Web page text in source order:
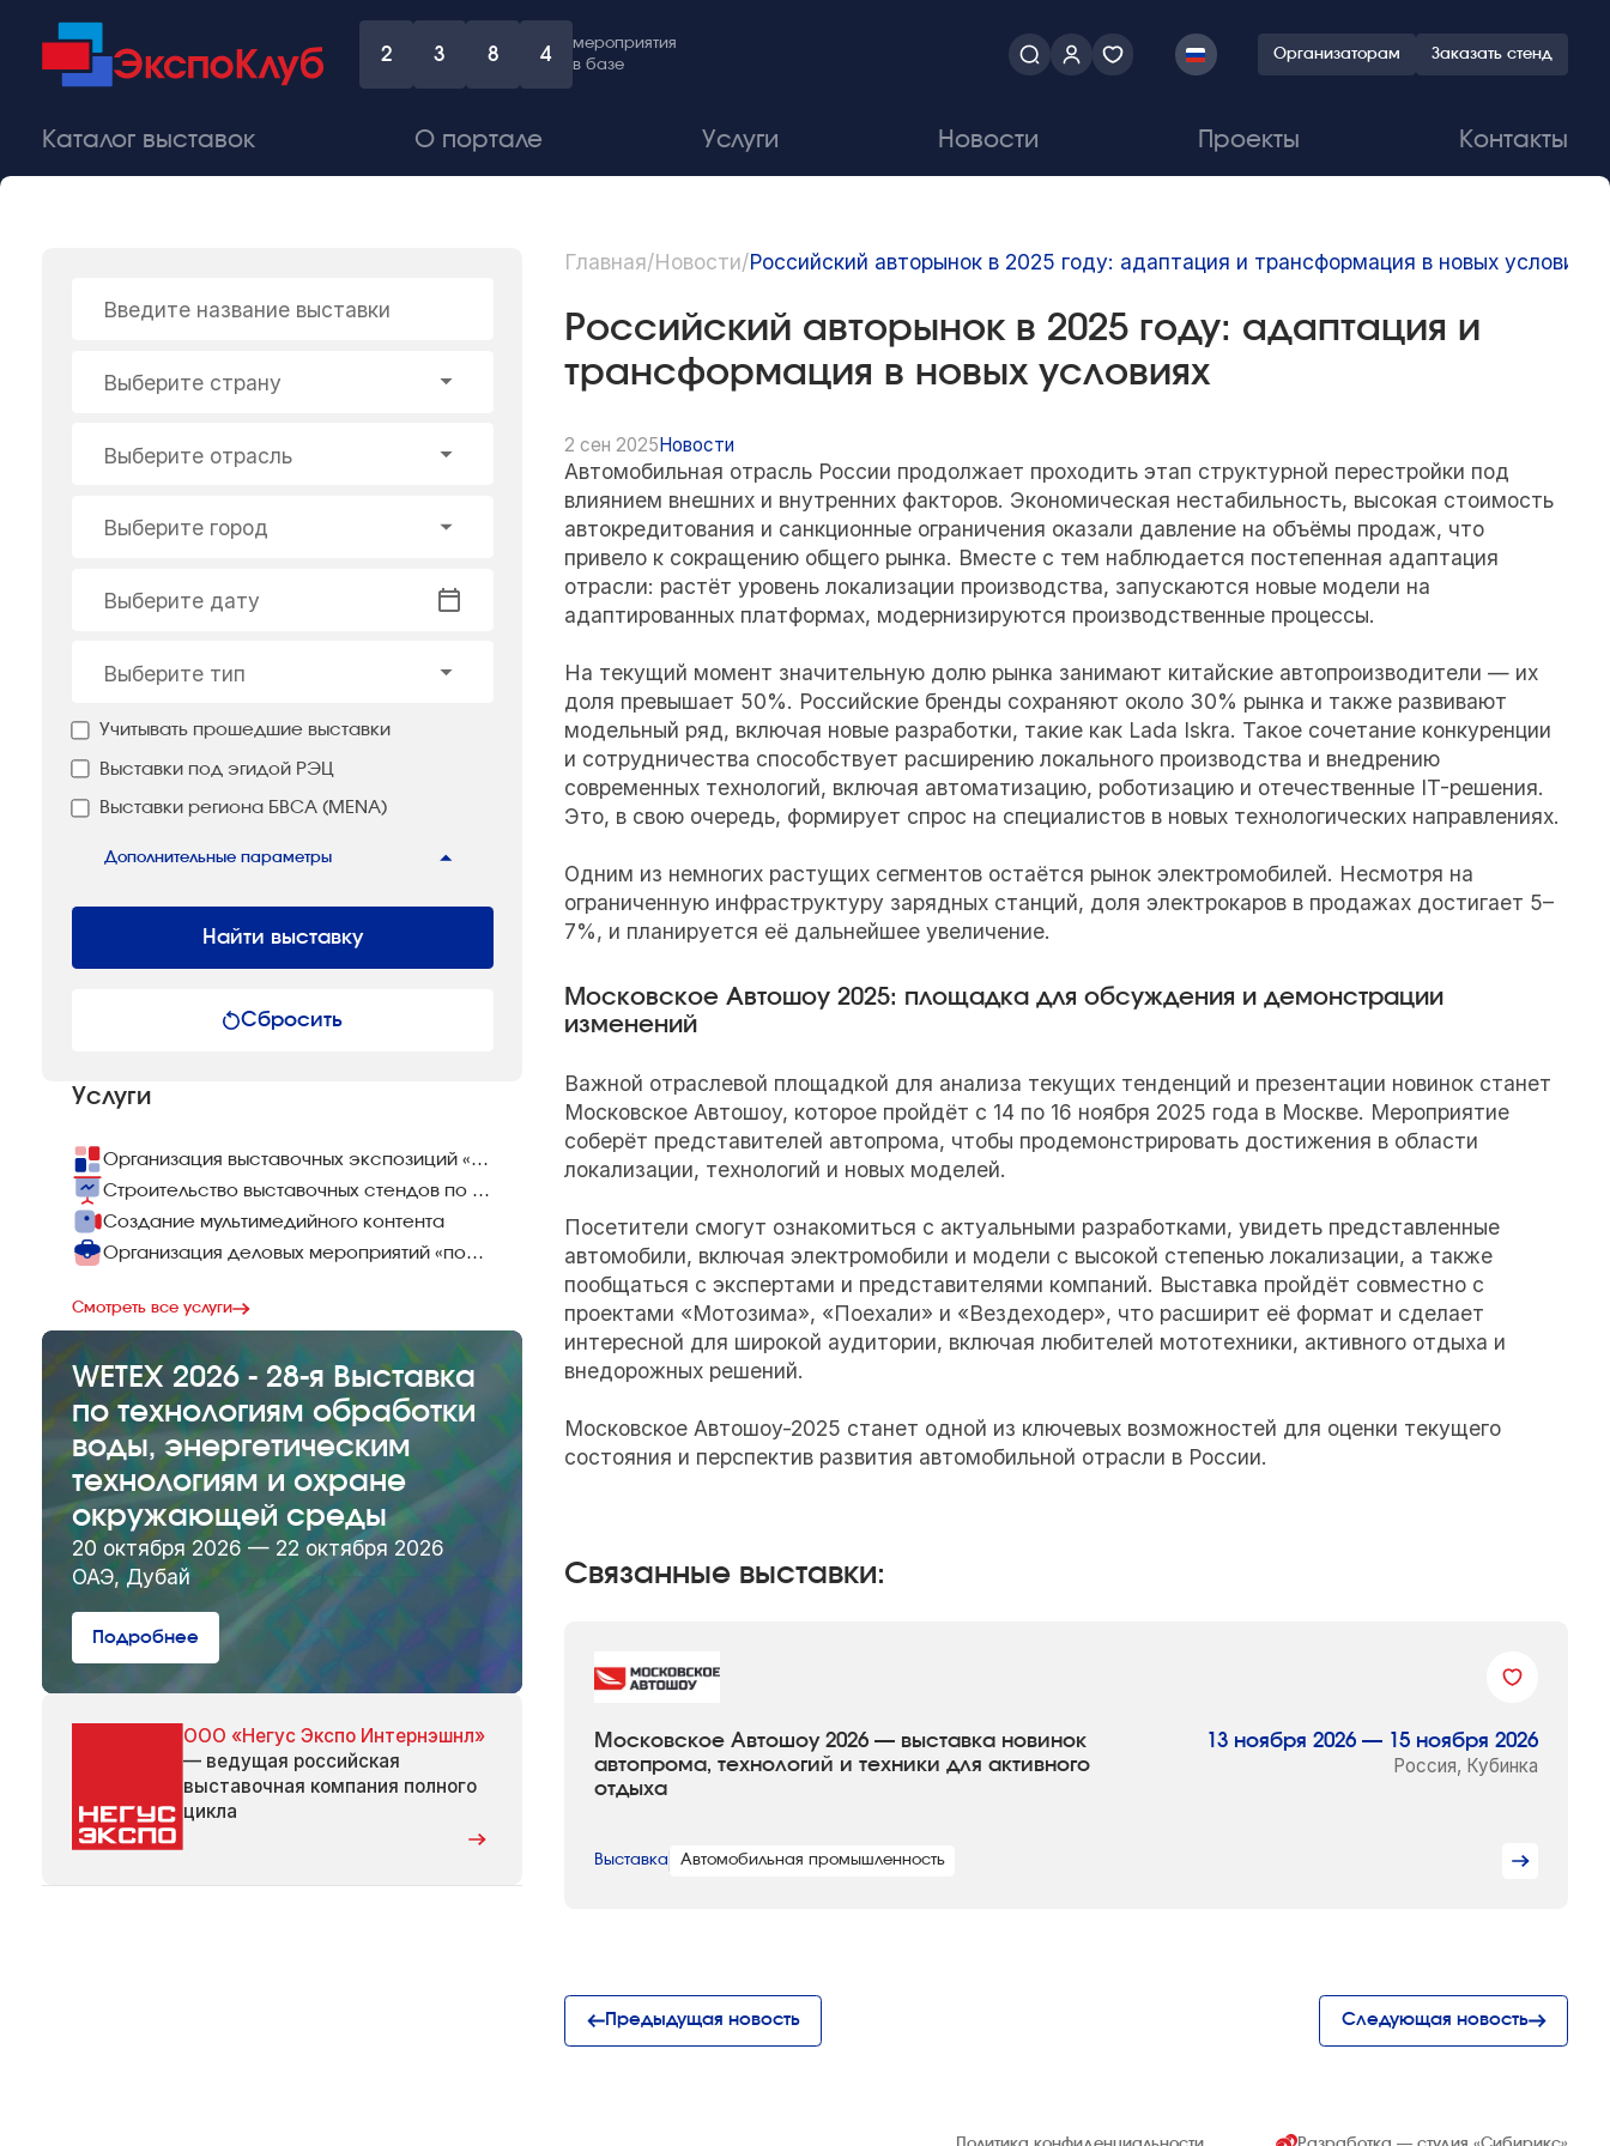
2 3 8 4
мероприятия
в базе
Организаторам Заказать стенд
Каталог выставок О портале Услуги Новости Проекты Контакты
Введите название выставки
Выберите страну
Выберите отрасль
Выберите город
Выберите дату
Выберите тип
Учитывать прошедшие выставки
Выставки под эгидой РЭЦ
Выставки региона БВСА (MENA)
Дополнительные параметры
Найти выставку
Сбросить
Услуги
Организация выставочных экспозиций «под ключ»
Строительство выставочных стендов по всему миру
Создание мультимедийного контента
Организация деловых мероприятий «под ключ»
Смотреть все услуги
WETEX 2026 - 28-я Выставка
по технологиям обработки
воды, энергетическим
технологиям и охране
окружающей среды
20 октября 2026 — 22 октября 2026
ОАЭ, Дубай
Подробнее
ООО «Негус Экспо Интернэшнл»
— ведущая российская
выставочная компания полного
цикла
Главная/Новости/Российский авторынок в 2025 году: адаптация и трансформация в новых условиях
Российский авторынок в 2025 году: адаптация и
трансформация в новых условиях
2 сен 2025 Новости
Автомобильная отрасль России продолжает проходить этап структурной перестройки под
влиянием внешних и внутренних факторов. Экономическая нестабильность, высокая стоимость
автокредитования и санкционные ограничения оказали давление на объёмы продаж, что
привело к сокращению общего рынка. Вместе с тем наблюдается постепенная адаптация
отрасли: растёт уровень локализации производства, запускаются новые модели на
адаптированных платформах, модернизируются производственные процессы.
На текущий момент значительную долю рынка занимают китайские автопроизводители — их
доля превышает 50%. Российские бренды сохраняют около 30% рынка и также развивают
модельный ряд, включая новые разработки, такие как Lada Iskra. Такое сочетание конкуренции
и сотрудничества способствует расширению локального производства и внедрению
современных технологий, включая автоматизацию, роботизацию и отечественные IT-решения.
Это, в свою очередь, формирует спрос на специалистов в новых технологических направлениях.
Одним из немногих растущих сегментов остаётся рынок электромобилей. Несмотря на
ограниченную инфраструктуру зарядных станций, доля электрокаров в продажах достигает 5–
7%, и планируется её дальнейшее увеличение.
Московское Автошоу 2025: площадка для обсуждения и демонстрации
изменений
Важной отраслевой площадкой для анализа текущих тенденций и презентации новинок станет
Московское Автошоу, которое пройдёт с 14 по 16 ноября 2025 года в Москве. Мероприятие
соберёт представителей автопрома, чтобы продемонстрировать достижения в области
локализации, технологий и новых моделей.
Посетители смогут ознакомиться с актуальными разработками, увидеть представленные
автомобили, включая электромобили и модели с высокой степенью локализации, а также
пообщаться с экспертами и представителями компаний. Выставка пройдёт совместно с
проектами «Мотозима», «Поехали» и «Вездеходер», что расширит её формат и сделает
интересной для широкой аудитории, включая любителей мототехники, активного отдыха и
внедорожных решений.
Московское Автошоу-2025 станет одной из ключевых возможностей для оценки текущего
состояния и перспектив развития автомобильной отрасли в России.
Связанные выставки:
Московское Автошоу 2026 — выставка новинок
автопрома, технологий и техники для активного
отдыха
13 ноября 2026 — 15 ноября 2026
Россия, Кубинка
Выставка Автомобильная промышленность
Предыдущая новость Следующая новость